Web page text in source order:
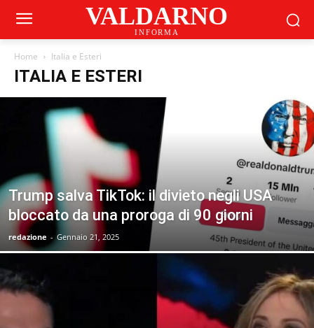
VALDARNO
INFORMA
Home Italia e Esteri
ITALIA E ESTERI
Trump salva TikTok: il divieto negli USA
bloccato da una proroga di 90 giorni
redazione - Gennaio 21, 2025